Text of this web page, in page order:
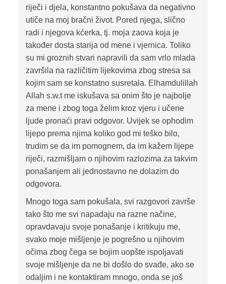
riječi i djela, konstantno pokušava da negativno
utiče na moj bračni život. Pored njega, slično
radi i njegova kćerka, tj. moja zaova koja je
također dosta starija od mene i vjernica. Toliko
su mi groznih stvari napravili da sam vrlo mlada
završila na različitim lijekovima zbog stresa sa
kojim sam se konstatno susretala. Elhamdulillah
Allah s.w.t me iskušava sa onim što je najbolje
za mene i zbog toga želim kroz vjeru i učene
ljude pronaći pravi odgovor. Uvijek se ophodim
lijepo prema njima koliko god mi teško bilo,
trudim se da im pomognem, da im kažem lijepe
riječi, razmišljam o njihovim razlozima za takvim
ponašanjem ali jednostavno ne dolazim do
odgovora.
Mnogo toga sam pokušala, svi razgovori završe
tako što me svi napadaju na razne načine,
opravdavaju svoje ponašanje i kritikuju me,
svako moje mišljenje je pogrešno u njihovim
očima zbog čega se bojim uopšte ispoljavati
svoje mišljenje da ne bi došlo do svađe, ako se
odaljim i ne kontaktiram mnogo, onda se još